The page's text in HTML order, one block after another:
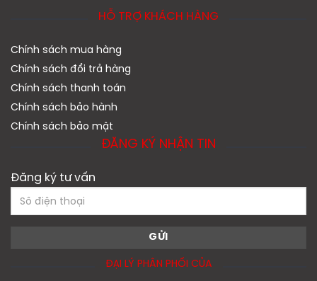
HỖ TRỢ KHÁCH HÀNG
Chính sách mua hàng
Chính sách đổi trả hàng
Chính sách thanh toán
Chính sách bảo hành
Chính sách bảo mật
ĐĂNG KÝ NHẬN TIN
Đăng ký tư vấn
ĐẠI LÝ PHÂN PHỐI CỦA